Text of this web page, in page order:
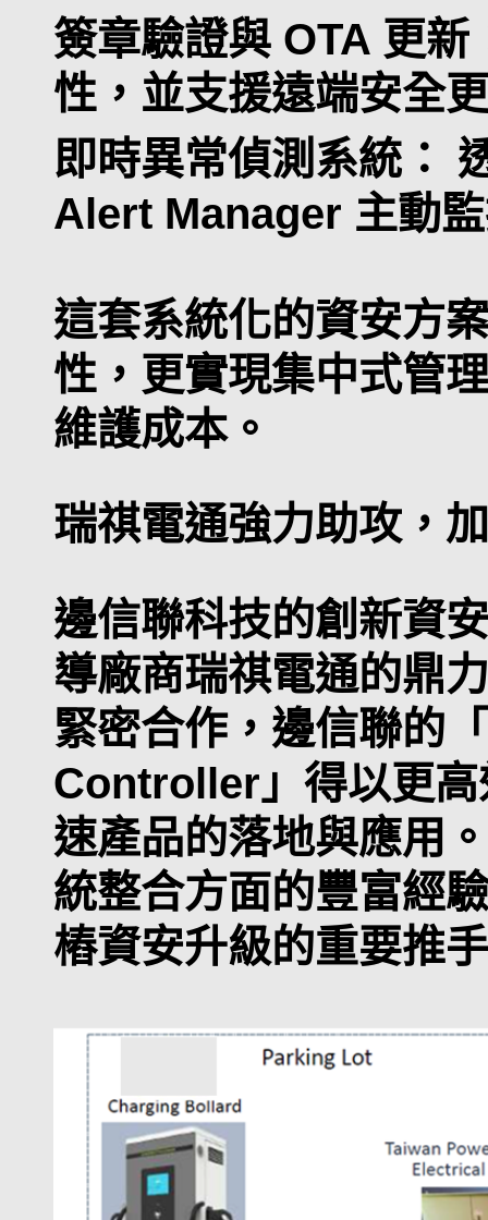
簽章驗證與 OTA 更
性，並支援遠端安全
即時異常偵測系統：
Alert Manager 主動
這套系統化的資安方
性，更實現集中式管
維護成本。
瑞祺電通強力助攻，
邊信聯科技的創新資
導廠商瑞祺電通的鼎
緊密合作，邊信聯的
Controller」得以更高
速產品的落地與應用
統整合方面的豐富經
樁資安升級的重要推